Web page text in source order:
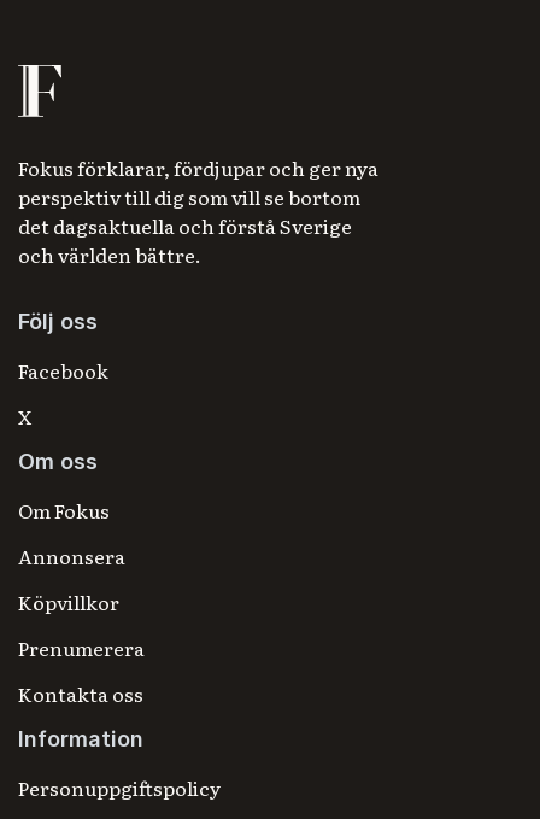
Fokus förklarar, fördjupar och ger nya
perspektiv till dig som vill se bortom
det dagsaktuella och förstå Sverige
och världen bättre.
Följ oss
Facebook
X
Om oss
Om Fokus
Annonsera
Köpvillkor
Prenumerera
Kontakta oss
Information
Personuppgiftspolicy